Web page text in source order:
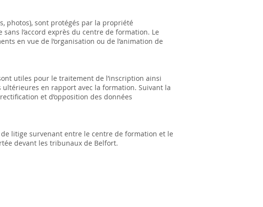
photos), sont protégés par la propriété
l’accord exprès du centre de formation. Le
en vue de l’organisation ou de l’animation de
utiles pour le traitement de l’inscription ainsi
en rapport avec la formation. Suivant la
et d’opposition des données
litige survenant entre le centre de formation et le
devant les tribunaux de Belfort.